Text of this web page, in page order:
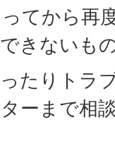
てから再
きないも
たりトラ
ーまで相